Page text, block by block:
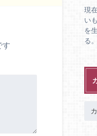
す
現
い
を
る。